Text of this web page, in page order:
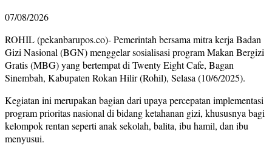
07/08/2026
ROHIL (pekanbarupos.co)- Pemerintah bersama mitra kerja Badan
Gizi Nasional (BGN) menggelar sosialisasi program Makan Bergizi
Gratis (MBG) yang bertempat di Twenty Eight Cafe, Bagan
Sinembah, Kabupaten Rokan Hilir (Rohil), Selasa (10/6/2025).
Kegiatan ini merupakan bagian dari upaya percepatan implementasi
program prioritas nasional di bidang ketahanan gizi, khususnya bagi
kelompok rentan seperti anak sekolah, balita, ibu hamil, dan ibu
menyusui.